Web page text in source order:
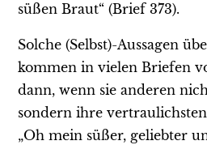
süßen Braut“ (Brief 373).
Solche (Selbst)-Aussagen
kommen in vielen Briefen
dann, wenn sie anderen
sondern ihre
„Oh mein süßer, geliebter